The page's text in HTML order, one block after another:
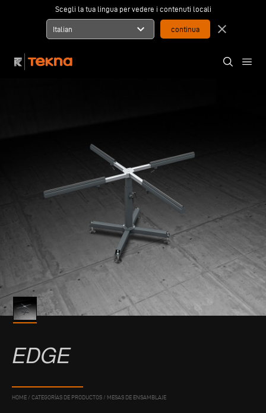
Scegli la tua lingua per vedere i contenuti locali
Italian expand_more close
EDGE
HOME / CATEGORÍAS DE PRODUCTOS / MESAS DE ENSAMBLAJE